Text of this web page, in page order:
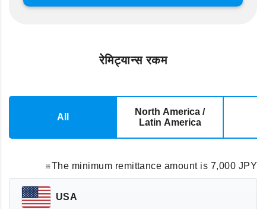
रेमिट्यान्स रकम
All
North America /
Latin America
※The minimum remittance amount is 7,000 JPY
USA